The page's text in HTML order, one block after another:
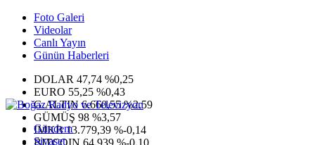
Foto Galeri
Videolar
Canlı Yayın
Günün Haberleri
DOLAR 47,74 %0,25
EURO 55,25 %0,43
G.ALTIN6.660,55 %2,59
GÜMÜŞ 98 %3,57
IMKB13.779,39 %-0,14
BITCOIN 64.939 %-0,10
Gündem
Siyaset